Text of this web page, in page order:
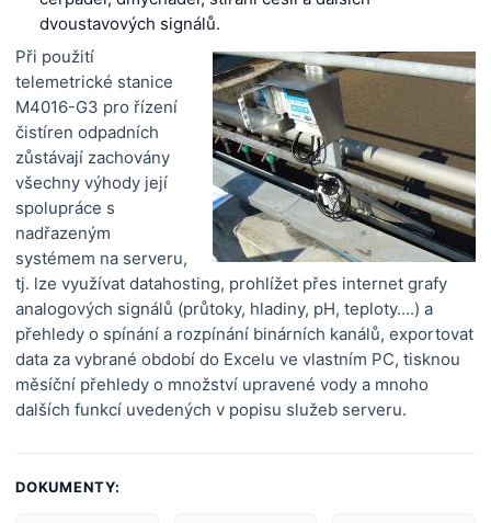
dvoustavových signálů.
Při použití
telemetrické stanice
M4016-G3 pro řízení
čistíren odpadních
zůstávají zachovány
všechny výhody její
spolupráce s
nadřazeným
systémem na serveru,
tj. lze využívat datahosting, prohlížet přes internet grafy
analogových signálů (průtoky, hladiny, pH, teploty….) a
přehledy o spínání a rozpínání binárních kanálů, exportovat
data za vybrané období do Excelu ve vlastním PC, tisknou
měsíční přehledy o množství upravené vody a mnoho
dalších funkcí uvedených v popisu služeb serveru.
DOKUMENTY: